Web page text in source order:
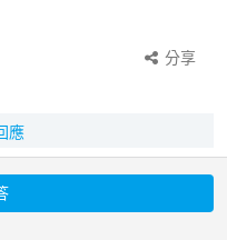
分享
應